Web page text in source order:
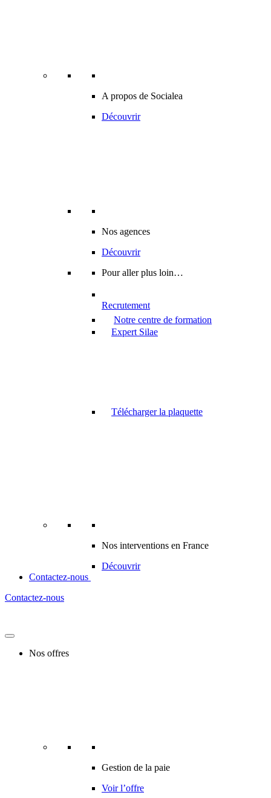
A propos de Socialea
Découvrir
Nos agences
Découvrir
Pour aller plus loin…
Recrutement
Notre centre de formation
Expert Silae
Télécharger la plaquette
Nos interventions en France
Découvrir
Contactez-nous
Contactez-nous
Nos offres
Gestion de la paie
Voir l’offre